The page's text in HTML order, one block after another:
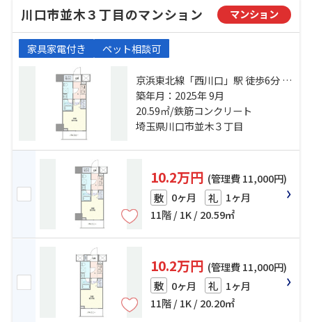
川口市並木３丁目のマンション マンション
家具家電付き ペット相談可
京浜東北線「西川口」駅 徒歩6分 京
浜東北線「川口」駅 徒歩28分 京浜
東北線「蕨」駅 徒歩29分
築年月：2025年 9月
20.59㎡/鉄筋コンクリート
埼玉県川口市並木３丁目
10.2万円 (管理費 11,000円)
敷 0ヶ月 礼 1ヶ月
11階 / 1K / 20.59㎡
10.2万円 (管理費 11,000円)
敷 0ヶ月 礼 1ヶ月
11階 / 1K / 20.20㎡